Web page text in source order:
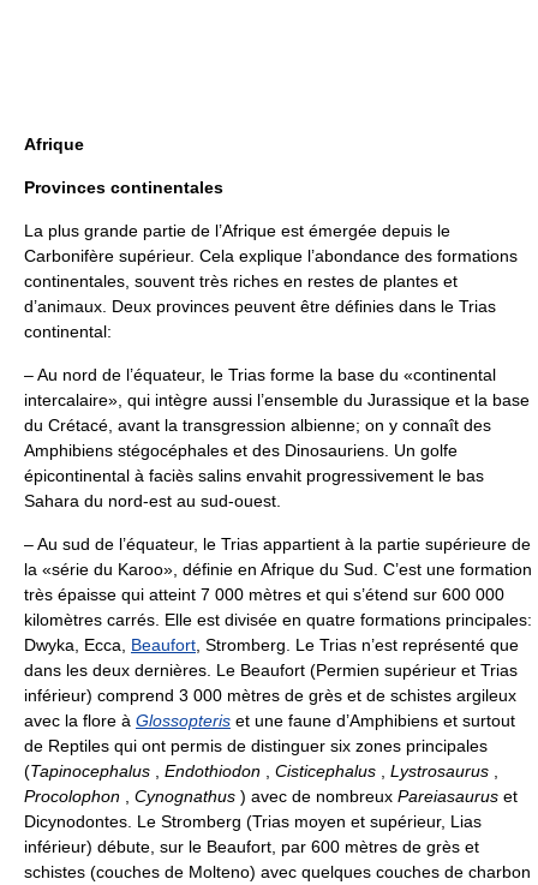
Afrique
Provinces continentales
La plus grande partie de l’Afrique est émergée depuis le
Carbonifère supérieur. Cela explique l’abondance des formations
continentales, souvent très riches en restes de plantes et
d’animaux. Deux provinces peuvent être définies dans le Trias
continental:
– Au nord de l’équateur, le Trias forme la base du «continental
intercalaire», qui intègre aussi l’ensemble du Jurassique et la base
du Crétacé, avant la transgression albienne; on y connaît des
Amphibiens stégocéphales et des Dinosauriens. Un golfe
épicontinental à faciès salins envahit progressivement le bas
Sahara du nord-est au sud-ouest.
– Au sud de l’équateur, le Trias appartient à la partie supérieure de
la «série du Karoo», définie en Afrique du Sud. C’est une formation
très épaisse qui atteint 7 000 mètres et qui s’étend sur 600 000
kilomètres carrés. Elle est divisée en quatre formations principales:
Dwyka, Ecca, Beaufort , Stromberg. Le Trias n’est représenté que
dans les deux dernières. Le Beaufort (Permien supérieur et Trias
inférieur) comprend 3 000 mètres de grès et de schistes argileux
avec la flore à Glossopteris et une faune d’Amphibiens et surtout
de Reptiles qui ont permis de distinguer six zones principales
(Tapinocephalus Endothiodon Cisticephalus Lystrosaurus
Procolophon
Cynognathus ) avec de nombreux Pareiasaurus et
Dicynodontes. Le Stromberg (Trias moyen et supérieur, Lias
inférieur) débute, sur le Beaufort, par 600 mètres de grès et
schistes (couches de Molteno) avec quelques couches de charbon